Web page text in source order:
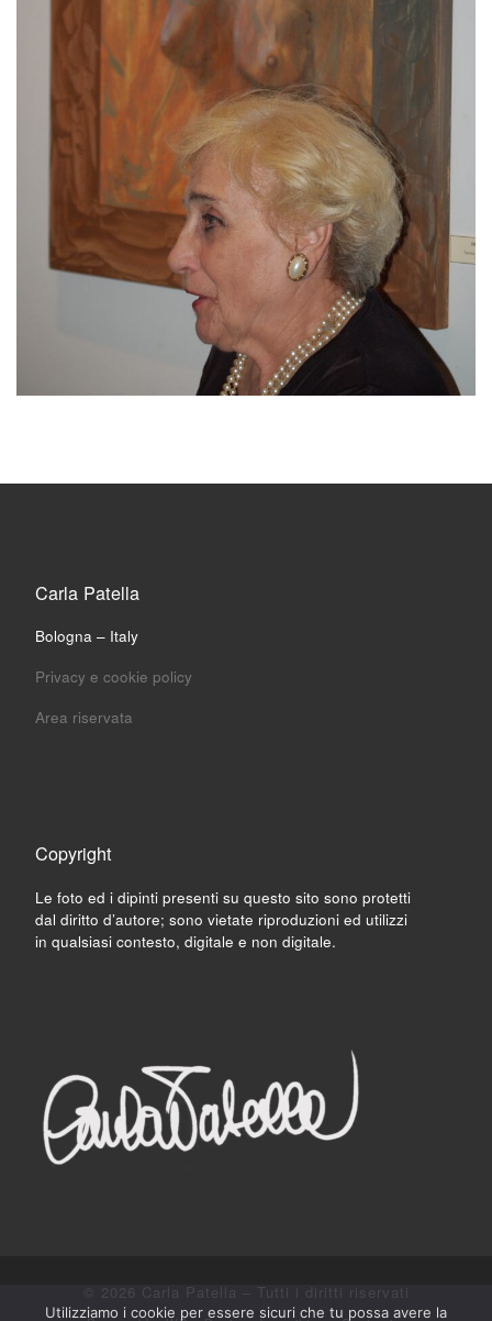
Carla Patella
Bologna – Italy
Privacy e cookie policy
Area riservata
Copyright
Le foto ed i dipinti presenti su questo sito sono protetti
dal diritto d’autore; sono vietate riproduzioni ed utilizzi
in qualsiasi contesto, digitale e non digitale.
© 2026 Carla Patella – Tutti i diritti riservati
Utilizziamo i cookie per essere sicuri che tu possa avere la